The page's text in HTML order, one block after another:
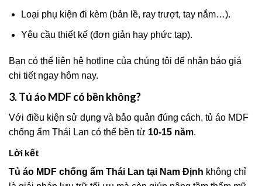
Loại phụ kiện đi kèm (bản lề, ray trượt, tay nắm…).
Yêu cầu thiết kế (đơn giản hay phức tạp).
Bạn có thể liên hệ hotline của chúng tôi để nhận báo giá
chi tiết ngay hôm nay.
3. Tủ áo MDF có bền không?
Với điều kiện sử dụng và bảo quản đúng cách, tủ áo MDF
chống ẩm Thái Lan có thể bền từ 10-15 năm.
Lời kết
Tủ áo MDF chống ẩm Thái Lan tại Nam Định không chỉ